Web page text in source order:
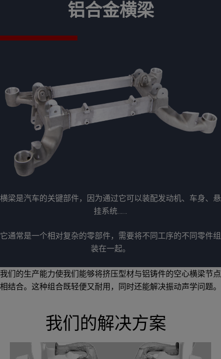
铝合金横梁
横梁是汽车的关键部件，因为通过它可以装配发动机、车身、悬
挂系统……
它通常是一个相对复杂的零部件，需要将不同工序的不同零件组
装在一起。
我们的生产能力使我们能够将挤压型材与铝铸件的空心横梁节点
相结合。这种组合既轻便又耐用，同时还能解决振动声学问题。
我们的解决方案